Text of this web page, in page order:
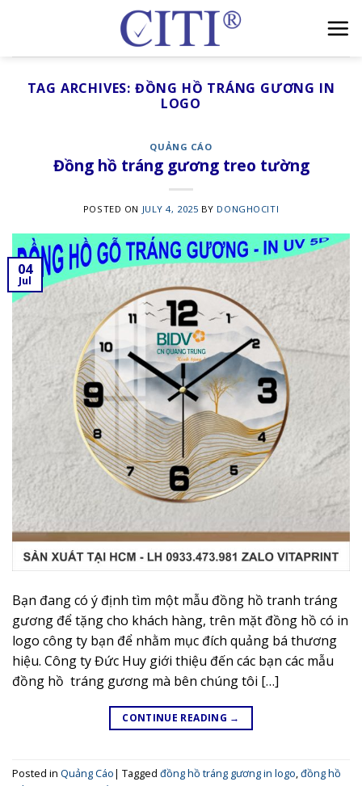
TAG ARCHIVES: ĐỒNG HỒ TRÁNG GƯƠNG IN
LOGO
QUẢNG CÁO
Đồng hồ tráng gương treo tường
POSTED ON JULY 4, 2025 BY DONGHOCITI
04
Jul
Bạn đang có ý định tìm một mẫu đồng hồ tranh tráng
gương để tặng cho khách hàng, trên mặt đồng hồ có in
logo công ty bạn để nhằm mục đích quảng bá thương
hiệu. Công ty Đức Huy giới thiệu đến các bạn các mẫu
đồng hồ tráng gương mà bên chúng tôi […]
CONTINUE READING →
Posted in Quảng Cáo| Tagged đồng hồ tráng gương in logo,đồng hồ